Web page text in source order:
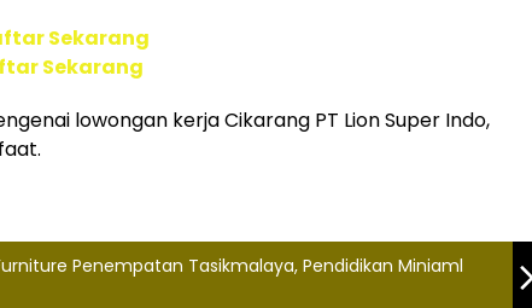
Sekarang
Sekarang
lowongan kerja Cikarang PT Lion Super Indo,
Penempatan Tasikmalaya, Pendidikan Miniaml